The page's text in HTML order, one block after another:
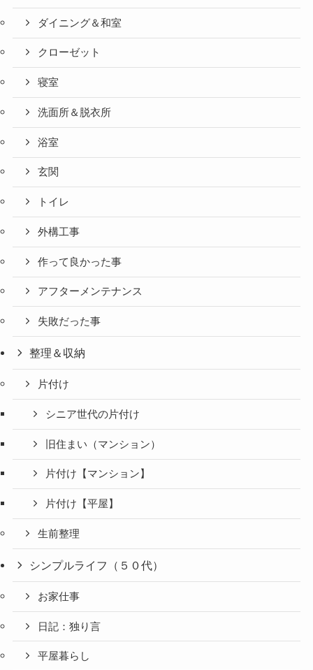
ダイニング＆和室
クローゼット
寝室
洗面所＆脱衣所
浴室
玄関
トイレ
外構工事
作って良かった事
アフターメンテナンス
失敗だった事
整理＆収納
片付け
シニア世代の片付け
旧住まい（マンション）
片付け【マンション】
片付け【平屋】
生前整理
シンプルライフ（５０代）
お家仕事
日記：独り言
平屋暮らし